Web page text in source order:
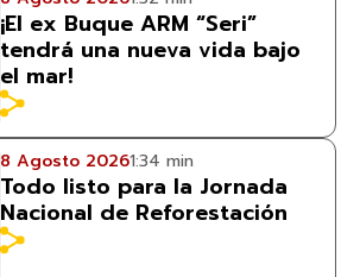
¡El ex Buque ARM “Seri”
tendrá una nueva vida bajo
el mar!
8 Agosto 20261:34 min
Todo listo para la Jornada
Nacional de Reforestación